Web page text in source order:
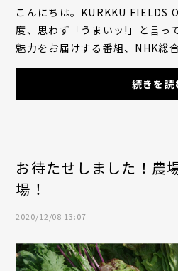
こんにちは。KURKKU FIELDS
度、思わず「うまいッ!」と言っ
魅力をお届けする番組、NHK総
モッツァレラチーズを取り上げ
続きを読
お待たせしました！農
場！
2020/12/08 13:07